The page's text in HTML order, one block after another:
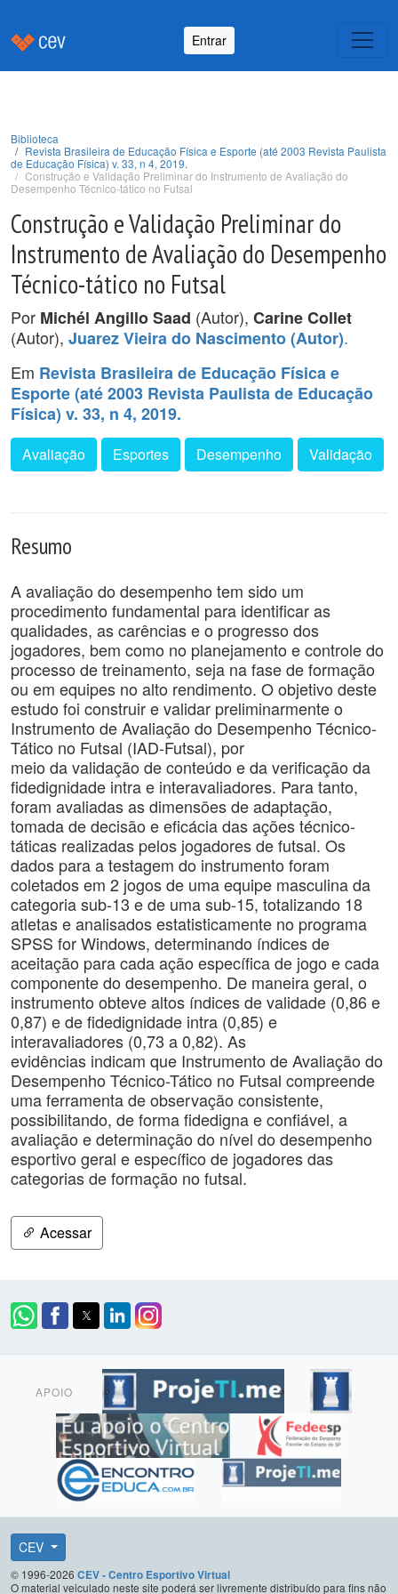
Entrar
Biblioteca
Revista Brasileira de Educação Física e Esporte (até 2003 Revista Paulista
de Educação Física) v. 33, n 4, 2019.
Construção e Validação Preliminar do Instrumento de Avaliação do
Desempenho Técnico-tático no Futsal
Construção e Validação Preliminar do
Instrumento de Avaliação do Desempenho
Técnico-tático no Futsal
Por Michél Angillo Saad (Autor), Carine Collet
(Autor), Juarez Vieira do Nascimento (Autor).
Em Revista Brasileira de Educação Física e
Esporte (até 2003 Revista Paulista de Educação
Física) v. 33, n 4, 2019.
Avaliação Esportes Desempenho Validação
Resumo
A avaliação do desempenho tem sido um
procedimento fundamental para identificar as
qualidades, as carências e o progresso dos
jogadores, bem como no planejamento e controle do
processo de treinamento, seja na fase de formação
ou em equipes no alto rendimento. O objetivo deste
estudo foi construir e validar preliminarmente o
Instrumento de Avaliação do Desempenho Técnico-
Tático no Futsal (IAD-Futsal), por
meio da validação de conteúdo e da verificação da
fidedignidade intra e interavaliadores. Para tanto,
foram avaliadas as dimensões de adaptação,
tomada de decisão e eficácia das ações técnico-
táticas realizadas pelos jogadores de futsal. Os
dados para a testagem do instrumento foram
coletados em 2 jogos de uma equipe masculina da
categoria sub-13 e de uma sub-15, totalizando 18
atletas e analisados estatisticamente no programa
SPSS for Windows, determinando índices de
aceitação para cada ação específica de jogo e cada
componente do desempenho. De maneira geral, o
instrumento obteve altos índices de validade (0,86 e
0,87) e de fidedignidade intra (0,85) e
interavaliadores (0,73 a 0,82). As
evidências indicam que Instrumento de Avaliação do
Desempenho Técnico-Tático no Futsal compreende
uma ferramenta de observação consistente,
possibilitando, de forma fidedigna e confiável, a
avaliação e determinação do nível do desempenho
esportivo geral e específico de jogadores das
categorias de formação no futsal.
Acessar
APOIO
CEV
© 1996-2026 CEV - Centro Esportivo Virtual
O material veiculado neste site poderá ser livremente distribuído para fins não